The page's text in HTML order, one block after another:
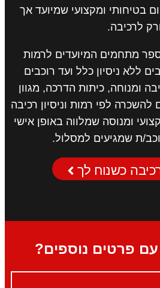
בטיחותי ומקצועי שמיועד אך
לרכיבה.
מתחמים המיועדים לרמות
ללא ניסיון כלל ועד רוכבים
ומנוחה, כיתות הדרכה, מגוון
להשכרה לפי רמות וניסיון רכיבה
ומנוסה שמלווה באופן אישי
ת שמגיעים למסלול.
כשנוח לך
עם פרטים נוספים?